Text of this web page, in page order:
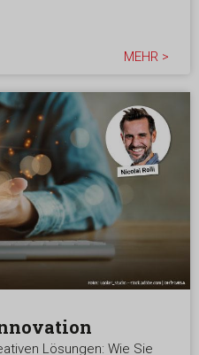
MEHR >
Lösungen: Wie Sie